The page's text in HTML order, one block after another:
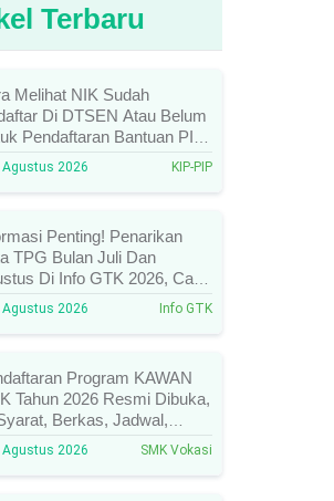
Terbaru
Melihat NIK Sudah
Di DTSEN Atau Belum
Pendaftaran Bantuan PIP
2026/2027, Ini Cara Cek
Syarat Perubahan Desil!
Agustus 2026 KIP-PIP
Penting! Penarikan
TPG Bulan Juli Dan
Di Info GTK 2026, Catat
SKTP Belum Terbit
Ini Prosesnya!
Agustus 2026 Info GTK
Program KAWAN
Tahun 2026 Resmi Dibuka,
Berkas, Jadwal,
Waktu, Dan Cara
Agustus 2026 SMK Vokasi